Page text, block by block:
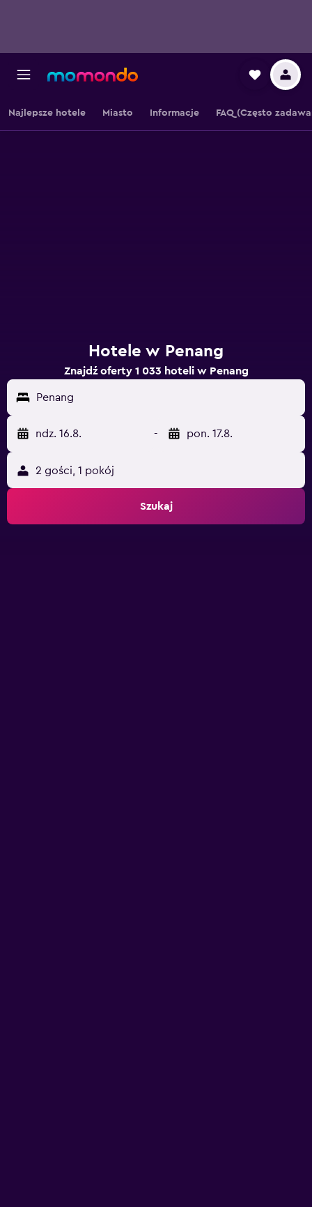
Najlepsze hotele Miasto Informacje FAQ (Często
Hotele w Penang
Znajdź oferty 1 033 hoteli w Penang
Penang
ndz. 16.8. - pon. 17.8.
2 gości, 1 pokój
Szukaj